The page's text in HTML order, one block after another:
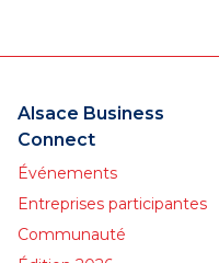
Alsace Business
Connect
Événements
Entreprises participantes
Communauté